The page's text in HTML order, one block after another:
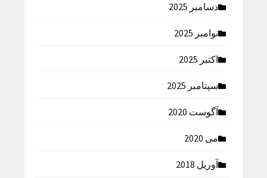
دسامبر 2025
نوامبر 2025
اکتبر 2025
سپتامبر 2025
آگوست 2020
می 2020
آوریل 2018